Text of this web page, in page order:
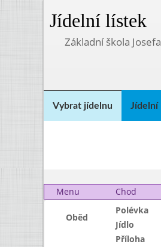
Jídelní lístek
Základní škola
Vybrat jídelnu Jídelní
Menu
Chod
Oběd
Polévka
Jídlo
Příloha